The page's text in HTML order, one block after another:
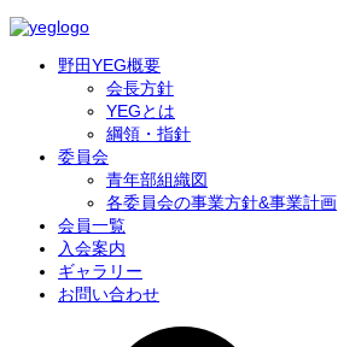
野田YEG概要
会長方針
YEGとは
綱領・指針
委員会
青年部組織図
各委員会の事業方針&事業計画
会員一覧
入会案内
ギャラリー
お問い合わせ